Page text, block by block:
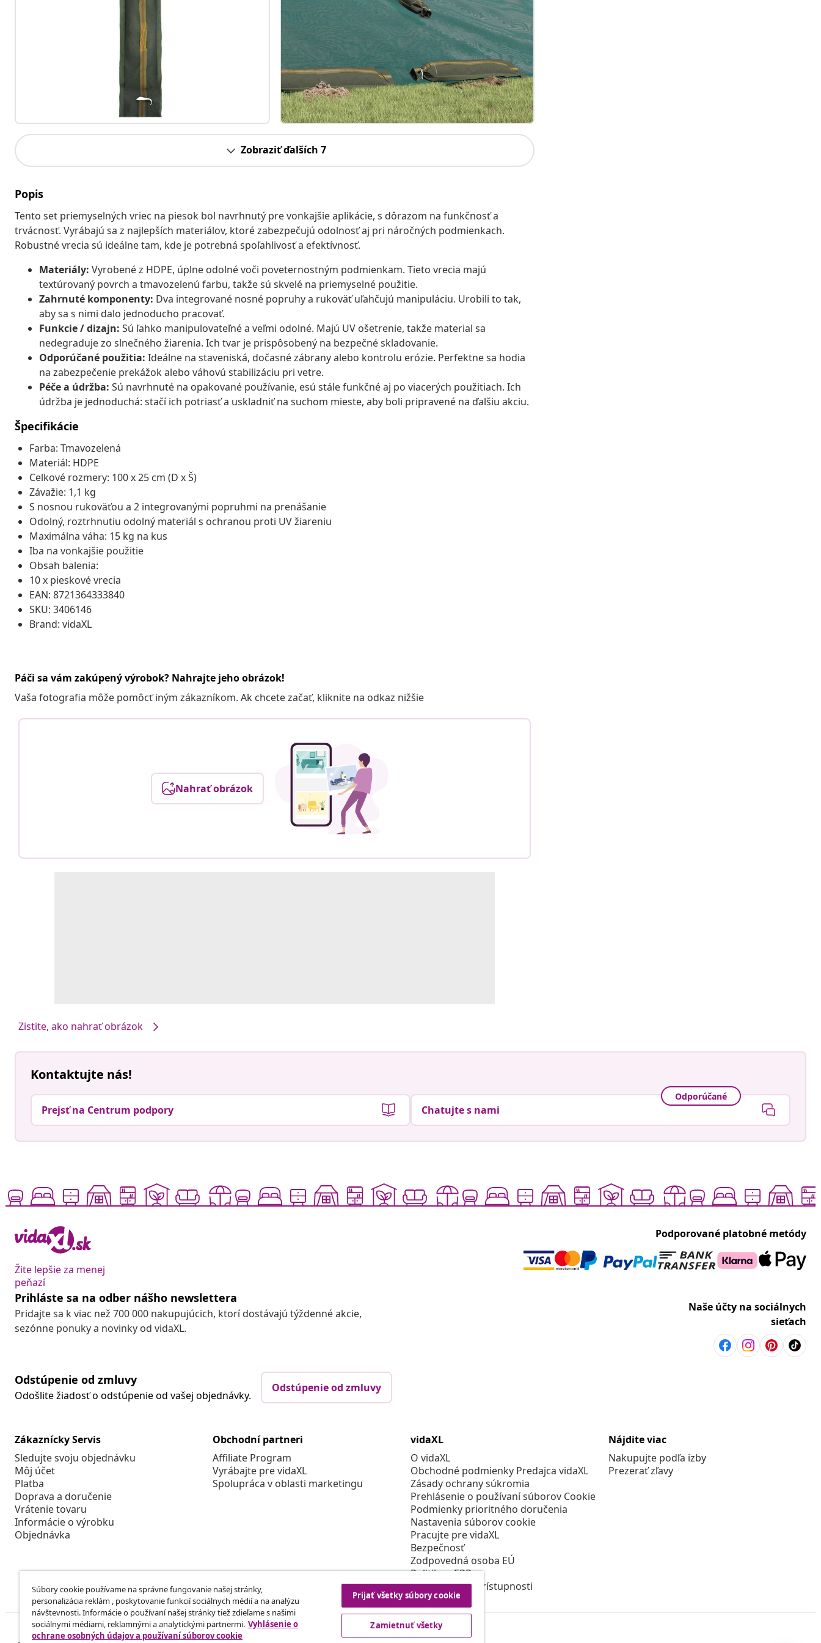
Zobraziť ďalších 7
Popis
Tento set priemyselných vriec na piesok bol navrhnutý pre vonkajšie aplikácie, s dôrazom na funkčnosť a
trvácnosť. Vyrábajú sa z najlepších materiálov, ktoré zabezpečujú odolnosť aj pri náročných podmienkach.
Robustné vrecia sú ideálne tam, kde je potrebná spoľahlivosť a efektívnosť.
Materiály: Vyrobené z HDPE, úplne odolné voči poveternostným podmienkam. Tieto vrecia majú
textúrovaný povrch a tmavozelenú farbu, takže sú skvelé na priemyselné použitie.
Zahrnuté komponenty: Dva integrované nosné popruhy a rukoväť uľahčujú manipuláciu. Urobili to tak,
aby sa s nimi dalo jednoducho pracovať.
Funkcie / dizajn: Sú ľahko manipulovateľné a veľmi odolné. Majú UV ošetrenie, takže material sa
nedegraduje zo slnečného žiarenia. Ich tvar je prispôsobený na bezpečné skladovanie.
Odporúčané použitia: Ideálne na staveniská, dočasné zábrany alebo kontrolu erózie. Perfektne sa hodia
na zabezpečenie prekážok alebo váhovú stabilizáciu pri vetre.
Péče a údržba: Sú navrhnuté na opakované používanie, esú stále funkčné aj po viacerých použitiach. Ich
údržba je jednoduchá: stačí ich potriasť a uskladniť na suchom mieste, aby boli pripravené na ďalšiu akciu.
Špecifikácie
Farba: Tmavozelená
Materiál: HDPE
Celkové rozmery: 100 x 25 cm (D x Š)
Závažie: 1,1 kg
S nosnou rukoväťou a 2 integrovanými popruhmi na prenášanie
Odolný, roztrhnutiu odolný materiál s ochranou proti UV žiareniu
Maximálna váha: 15 kg na kus
Iba na vonkajšie použitie
Obsah balenia:
10 x pieskové vrecia
EAN: 8721364333840
SKU: 3406146
Brand: vidaXL
Páči sa vám zakúpený výrobok? Nahrajte jeho obrázok!
Vaša fotografia môže pomôcť iným zákazníkom. Ak chcete začať, kliknite na odkaz nižšie
Nahrať obrázok
Zistite, ako nahrať obrázok
Kontaktujte nás!
Prejsť na Centrum podpory
Odporúčané
Chatujte s nami
Žite lepšie za menej
peňazí
Podporované platobné metódy
Prihláste sa na odber nášho newslettera
Pridajte sa k viac než 700 000 nakupujúcich, ktorí dostávajú týždenné akcie,
sezónne ponuky a novinky od vidaXL.
Naše účty na sociálnych
sieťach
Odstúpenie od zmluvy
Odošlite žiadosť o odstúpenie od vašej objednávky.
Odstúpenie od zmluvy
Zákaznícky Servis
Sledujte svoju objednávku
Môj účet
Platba
Doprava a doručenie
Vrátenie tovaru
Informácie o výrobku
Objednávka
Obchodní partneri
Affiliate Program
Vyrábajte pre vidaXL
Spolupráca v oblasti marketingu
vidaXL
O vidaXL
Obchodné podmienky Predajca vidaXL
Zásady ochrany súkromia
Prehlásenie o používaní súborov Cookie
Podmienky prioritného doručenia
Nastavenia súborov cookie
Pracujte pre vidaXL
Bezpečnosť
Zodpovedná osoba EÚ
Politikou EPR
Prehlásenie o prístupnosti
Nájdite viac
Nakupujte podľa izby
Prezerať zľavy
Súbory cookie používame na správne fungovanie našej stránky,
personalizácia reklám , poskytovanie funkcií sociálnych médií a na analýzu
návštevnosti. Informácie o používaní našej stránky tiež zdieľame s našimi
sociálnymi médiami, reklamnými a analytickými partnermi. Vyhlásenie o
ochrane osobných údajov a používaní súborov cookie
Prijať všetky súbory cookie
Zamietnuť všetky